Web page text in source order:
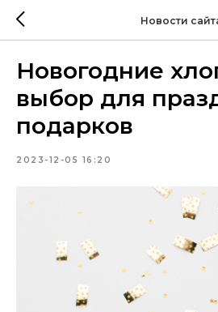
Новости
Новогодние
выбор для
подарков
2023-12-05 16:20